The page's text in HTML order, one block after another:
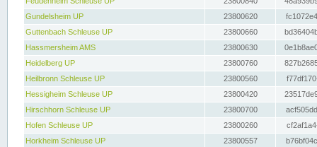
Gundelsheim UP
23800620
Guttenbach Schleuse UP
23800660
Hassmersheim AMS
23800630
Heidelberg UP
23800760
Heilbronn Schleuse UP
23800560
Hessigheim Schleuse UP
23800420
Hirschhorn Schleuse UP
23800700
Hofen Schleuse UP
23800260
Horkheim Schleuse UP
23800557